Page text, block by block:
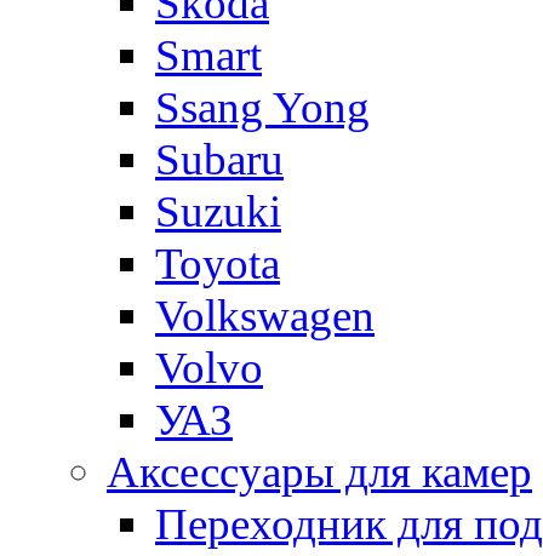
Smart
Ssang Yong
Subaru
Suzuki
Toyota
Volkswagen
Volvo
УАЗ
Аксессуары для камер
Переходник для